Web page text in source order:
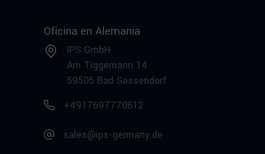
Oficina en Alemania
IPS GmbH
Am Tiggemann 14
59505 Bad Sassendorf
+4917697770612
sales@ips-germany.de